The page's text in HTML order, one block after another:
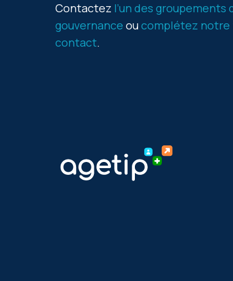
Contactez l’un des groupements
gouvernance oucomplétez notre
contact.